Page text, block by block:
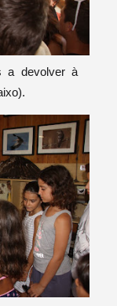
a devolver à